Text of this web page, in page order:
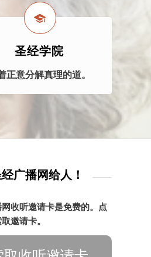
圣经学院
正意分解真理的道。
广播网给人！
收听邀请卡是免费的。点
邀请卡。